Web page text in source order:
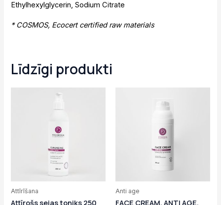
Ethylhexylglycerin, Sodium Citrate
* COSMOS, Ecocert certified raw materials
Līdzīgi produkti
Attīrīšana
Attīrošs sejas toniks 250
is:
Anti age
FACE CREAM. ANTI AGE.